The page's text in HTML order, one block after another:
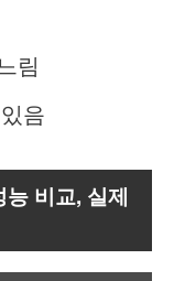
림
음
비교, 실제